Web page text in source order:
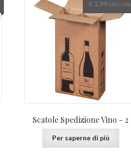
Scatole Spedizione Vino - 2
€ 1,99 netto IVA
Per saperne di più